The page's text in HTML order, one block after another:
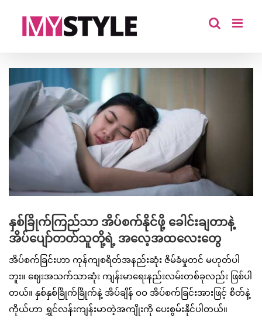
Larger
Image
နှစ်ခြိုက်ကြည်သာ အိပ်စက်နိုင်ဖို့ ခေါင်းချတာနဲ့
အိပ်ပျော်တတ်သူတို့ရဲ့ အလေ့အထလေးတွေ
အိပ်စက်ခြင်းဟာ ကုန်ကျစရိတ်အနည်းဆုံး ဇိမ်ခံမှုတင် မဟုတ်ပါ
ဘူး။ ဈေးအသက်သာဆုံး ကျန်းမာရေးနည်းလမ်းတစ်ခုလည်း ဖြစ်ပါ
တယ်။ နှစ်နှစ်ခြိုက်ခြိုက်နဲ့ အိပ်ချိန် ဝဝ အိပ်စက်ခြင်းအားဖြင့် စိတ်နဲ့
ကိုယ်ဟာ ရွှင်လန်းကျန်းမာတဲ့အကျိုးကို ပေးစွမ်းနိုင်ပါတယ်။